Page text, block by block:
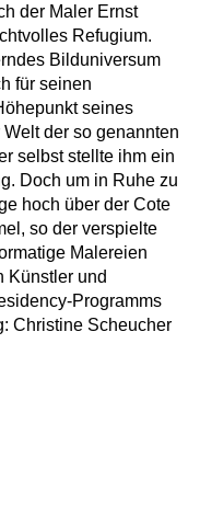
der Maler Ernst
Refugium.
Bilduniversum
für seinen
seines
der so genannten
selbst stellte ihm ein
Doch um in Ruhe zu
hoch über der Cote
so der verspielte
Malereien
Künstler und
Programms
Christine Scheucher